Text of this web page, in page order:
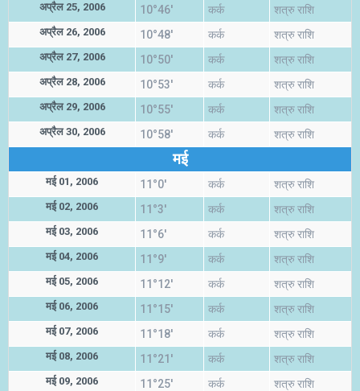
अप्रैल 25, 2006 10°46' कर्क शत्रु राशि
अप्रैल 26, 2006 10°48' कर्क शत्रु राशि
अप्रैल 27, 2006 10°50' कर्क शत्रु राशि
अप्रैल 28, 2006 10°53' कर्क शत्रु राशि
अप्रैल 29, 2006 10°55' कर्क शत्रु राशि
अप्रैल 30, 2006 10°58' कर्क शत्रु राशि
मई
मई 01, 2006 11°0' कर्क शत्रु राशि
मई 02, 2006 11°3' कर्क शत्रु राशि
मई 03, 2006 11°6' कर्क शत्रु राशि
मई 04, 2006 11°9' कर्क शत्रु राशि
मई 05, 2006 11°12' कर्क शत्रु राशि
मई 06, 2006 11°15' कर्क शत्रु राशि
मई 07, 2006 11°18' कर्क शत्रु राशि
मई 08, 2006 11°21' कर्क शत्रु राशि
मई 09, 2006 11°25' कर्क शत्रु राशि